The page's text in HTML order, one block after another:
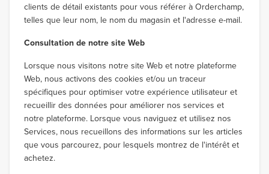
clients de détail existants pour vous référer à Orderchamp,
telles que leur nom, le nom du magasin et l'adresse e-mail.
Consultation de notre site Web
Lorsque nous visitons notre site Web et notre plateforme
Web, nous activons des cookies et/ou un traceur
spécifiques pour optimiser votre expérience utilisateur et
recueillir des données pour améliorer nos services et
notre plateforme. Lorsque vous naviguez et utilisez nos
Services, nous recueillons des informations sur les articles
que vous parcourez, pour lesquels montrez de l'intérêt et
achetez.